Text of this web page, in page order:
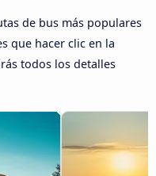
de bus más populares
que hacer clic en la
todos los detalles